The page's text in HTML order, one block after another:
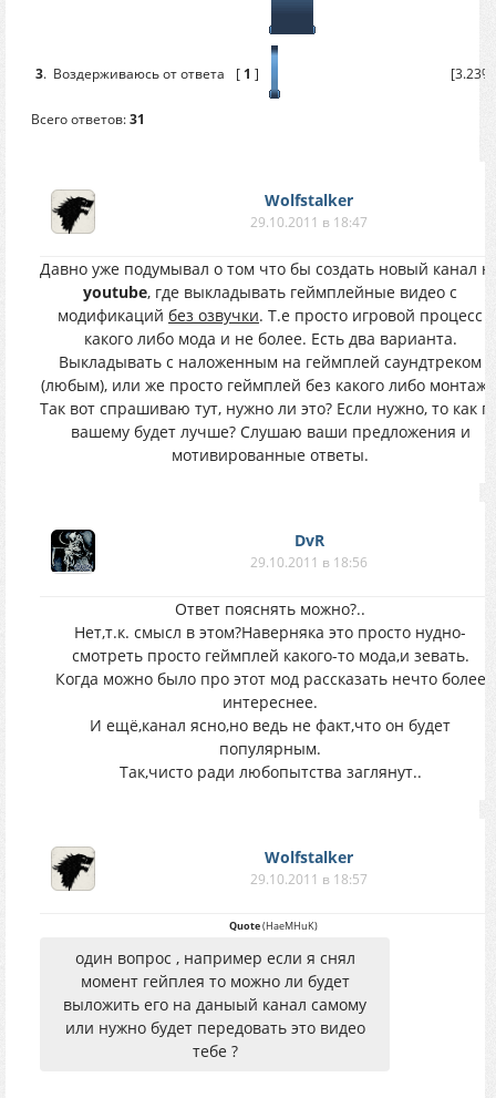
3. Воздерживаюсь от ответа [ 1 ] [3.23%]
Всего ответов:31
Wolfstalker
29.10.2011 в 18:47
Давно уже подумывал о том что бы создать новый канал
youtube, где выкладывать геймплейные видео с
модификаций без озвучки. Т.е просто игровой процесс
какого либо мода и не более. Есть два варианта.
Выкладывать с наложенным на геймплей саундтреком
(любым), или же просто геймплей без какого либо
Так вот спрашиваю тут, нужно ли это? Если нужно, то как
вашему будет лучше? Слушаю ваши предложения и
мотивированные ответы.
DvR
29.10.2011 в 18:56
Ответ пояснять можно?..
Нет,т.к. смысл в этом?Наверняка это просто нудно-
смотреть просто геймплей какого-то мода,и зевать.
Когда можно было про этот мод рассказать нечто более
интереснее.
И ещё,канал ясно,но ведь не факт,что он будет
популярным.
Так,чисто ради любопытства заглянут..
Wolfstalker
29.10.2011 в 18:57
Quote(HaeMHuK)
один вопрос , например если я снял
момент гейплея то можно ли будет
выложить его на даныый канал самому
или нужно будет передовать это видео
тебе ?